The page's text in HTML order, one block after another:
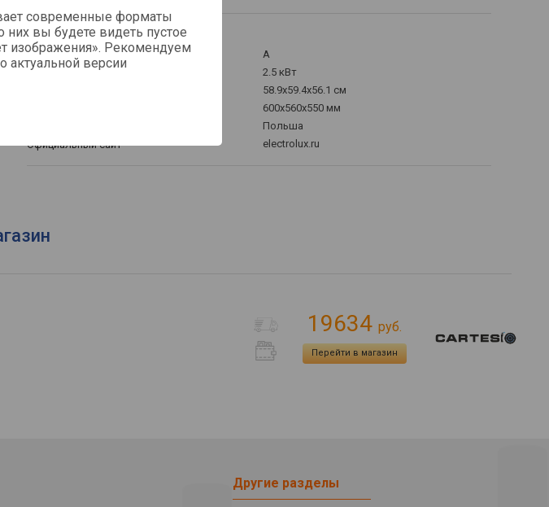
современные форматы
вы будете видеть пустое
изображения». Рекомендуем
актуальной версии
Общее
Класс энергопотребления
A
Мощность подключения
2.5 кВт
58.9x59.4x56.1 см
600x560x550 мм
Польша
Официальный сайт
electrolux.ru
19634 руб.
Перейти в магазин
Другие разделы